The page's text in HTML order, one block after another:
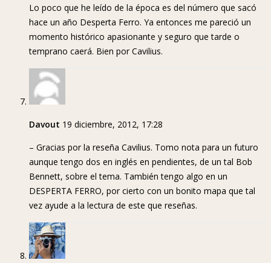
Lo poco que he leído de la época es del número que sacó
hace un año Desperta Ferro. Ya entonces me pareció un
momento histórico apasionante y seguro que tarde o
temprano caerá. Bien por Cavilius.
Davout 19 diciembre, 2012, 17:28
– Gracias por la reseña Cavilius. Tomo nota para un futuro
aunque tengo dos en inglés en pendientes, de un tal Bob
Bennett, sobre el tema. También tengo algo en un
DESPERTA FERRO, por cierto con un bonito mapa que tal
vez ayude a la lectura de este que reseñas.